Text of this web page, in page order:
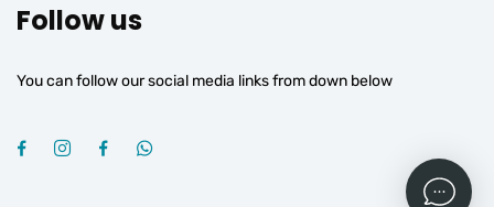
Follow us
You can follow our social media links from down below